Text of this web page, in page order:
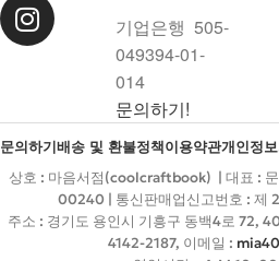
기업은행 505-
049394-01-
014
문의하기!
문의하기배송 및 환불정책이용약관개인정
상호 : 마음서점(coolcraftbook) | 대표 :
00240 | 통신판매업신고번호 : 제
주소 : 경기도 용인시 기흥구 동백4로 72,
4142-2187, 이메일 :